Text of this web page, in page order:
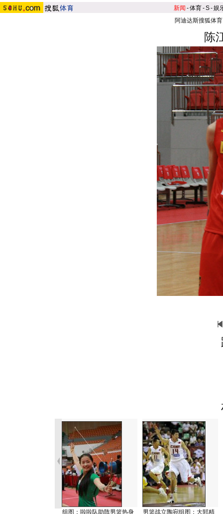
新闻 -体育-S-娱
阿迪达斯搜狐体育
陈
组图：啦啦队助阵男篮热身
男篮战立陶宛组图：大郅精